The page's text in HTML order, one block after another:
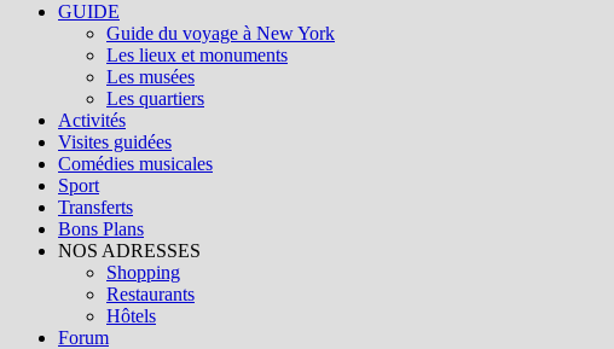
GUIDE
Guide du voyage à New York
Les lieux et monuments
Les musées
Les quartiers
Activités
Visites guidées
Comédies musicales
Sport
Transferts
Bons Plans
NOS ADRESSES
Shopping
Restaurants
Hôtels
Forum